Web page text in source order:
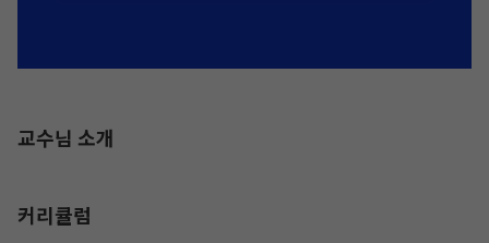
교수님 소개
커리큘럼